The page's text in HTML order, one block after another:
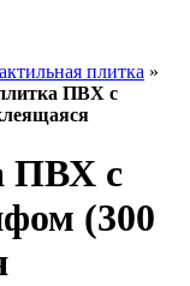
плитка »
ПВХ с
ПВХ с
(300